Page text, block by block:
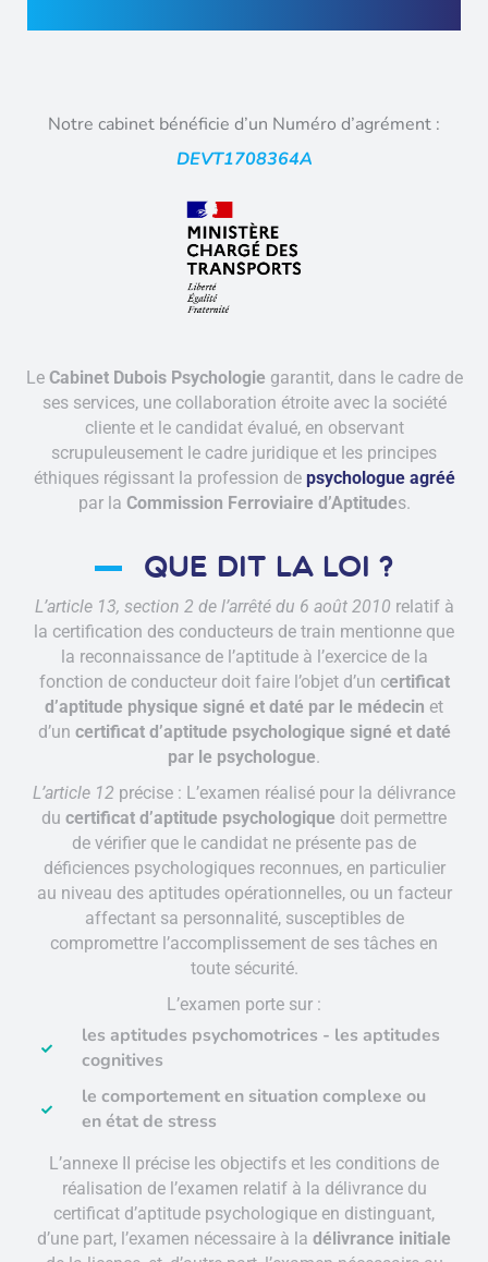
Notre cabinet bénéficie d’un Numéro d’agrément :
DEVT1708364A
Le Cabinet Dubois Psychologie garantit, dans le cadre de
ses services, une collaboration étroite avec la société
cliente et le candidat évalué, en observant
scrupuleusement le cadre juridique et les principes
éthiques régissant la profession de psychologue agréé
par la Commission Ferroviaire d’Aptitudes.
que dit la loi ?
L’article 13, section 2 de l’arrêté du 6 août 2010 relatif à
la certification des conducteurs de train mentionne que
la reconnaissance de l’aptitude à l’exercice de la
fonction de conducteur doit faire l’objet d’un certificat
d’aptitude physique signé et daté par le médecin et
d’un certificat d’aptitude psychologique signé et daté
par le psychologue.
L’article 12 précise : L’examen réalisé pour la délivrance
du certificat d’aptitude psychologique doit permettre
de vérifier que le candidat ne présente pas de
déficiences psychologiques reconnues, en particulier
au niveau des aptitudes opérationnelles, ou un facteur
affectant sa personnalité, susceptibles de
compromettre l’accomplissement de ses tâches en
toute sécurité.
L’examen porte sur :
les aptitudes psychomotrices - les aptitudes
cognitives
le comportement en situation complexe ou
en état de stress
L’annexe II précise les objectifs et les conditions de
réalisation de l’examen relatif à la délivrance du
certificat d’aptitude psychologique en distinguant,
d’une part, l’examen nécessaire à la délivrance initiale